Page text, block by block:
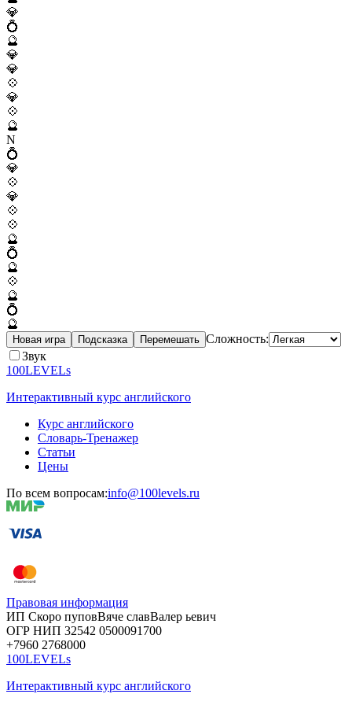
💎
💍
🔮
💎
💎
💠
💎
💠
🔮
N
💍
💎
💠
💎
💠
💠
🔮
💍
🔮
💠
🔮
💍
🔮
Новая игра Подсказка Перемешать Сложность:
Звук
100LEVELs
Интерактивный курс английского
Курс английского
Словарь-Тренажер
Статьи
Цены
По всем вопросам:info@100levels.ru
Правовая информация
ИП Скоро пуповВяче славВалер ьевич
ОГР НИП 32542 0500091700
+7960 2768000
100LEVELs
Интерактивный курс английского